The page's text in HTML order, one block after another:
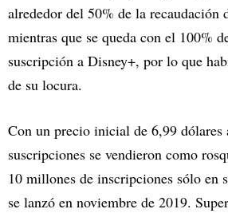
alrededor del 50% de la recaudación
mientras que se queda con el 100%
suscripción a Disney+, por lo que
de su locura.
Con un precio inicial de 6,99 dólares
suscripciones se vendieron como
10 millones de inscripciones sólo en
se lanzó en noviembre de 2019.